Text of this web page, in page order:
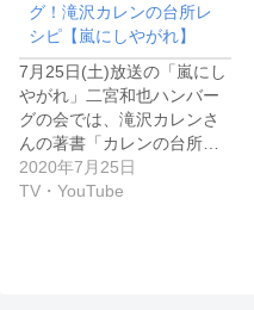
グ！滝沢カレンの台所レ
シピ【嵐にしやがれ】
7月25日(土)放送の「嵐にし
やがれ」二宮和也ハンバー
グの会では、滝沢カレンさ
んの著書「カレンの台所…
2020年7月25日
TV・YouTube